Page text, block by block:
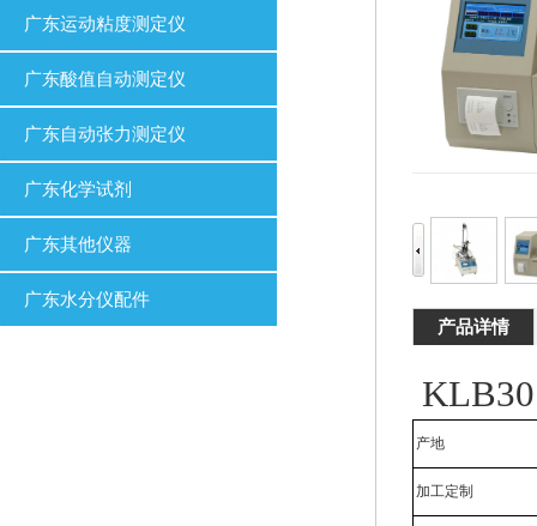
广东运动粘度测定仪
广东酸值自动测定仪
广东自动张力测定仪
广东化学试剂
广东其他仪器
广东水分仪配件
产品详情
产地
加工定制